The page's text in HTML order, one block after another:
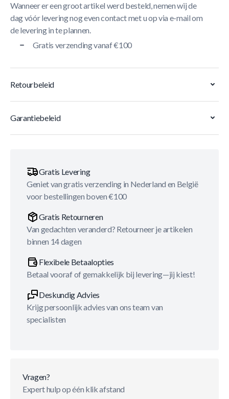
Wanneer er een groot artikel werd besteld, nemen wij de
dag vóór levering nog even contact met u op via e-mail om
de levering in te plannen.
Gratis verzending vanaf €100
Retourbeleid
Garantiebeleid
Gratis Levering
Geniet van gratis verzending in Nederland en België
voor bestellingen boven €100
Gratis Retourneren
Van gedachten veranderd? Retourneer je artikelen
binnen 14 dagen
Flexibele Betaalopties
Betaal vooraf of gemakkelijk bij levering—jij kiest!
Deskundig Advies
Krijg persoonlijk advies van ons team van
specialisten
Vragen?
Expert hulp op één klik afstand